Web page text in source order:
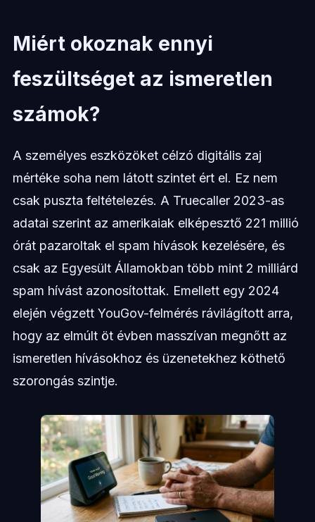
Miért okoznak ennyi
feszültséget az ismeretlen
számok?
A személyes eszközöket célzó digitális zaj
mértéke soha nem látott szintet ért el. Ez nem
csak puszta feltételezés. A Truecaller 2023-as
adatai szerint az amerikaiak elképesztő 221 millió
órát pazaroltak el spam hívások kezelésére, és
csak az Egyesült Államokban több mint 2 milliárd
spam hívást azonosítottak. Emellett egy 2024
elején végzett YouGov-felmérés rávilágított arra,
hogy az elmúlt öt évben masszívan megnőtt az
ismeretlen hívásokhoz és üzenetekhez köthető
szorongás szintje.